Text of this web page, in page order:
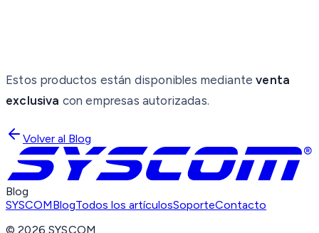
Estos productos están disponibles medianteventa
exclusiva con empresas autorizadas.
Volver al Blog
Blog
SYSCOMBlogTodos los artículosSoporteContacto
©2026 SYSCOM